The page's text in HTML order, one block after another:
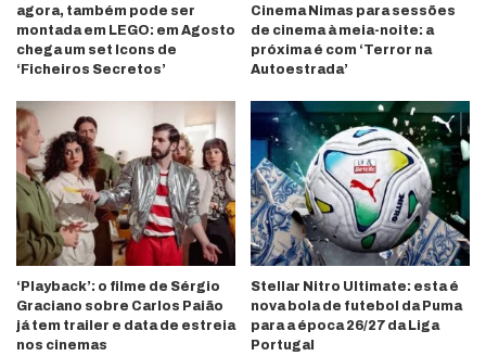
agora, também pode ser
montada em LEGO: em Agosto
chega um set Icons de
‘Ficheiros Secretos’
Cinema Nimas para sessões
de cinema à meia-noite: a
próxima é com ‘Terror na
Autoestrada’
‘Playback’: o filme de Sérgio
Graciano sobre Carlos Paião
já tem trailer e data de estreia
nos cinemas
Stellar Nitro Ultimate: esta é
nova bola de futebol da Puma
para a época 26/27 da Liga
Portugal